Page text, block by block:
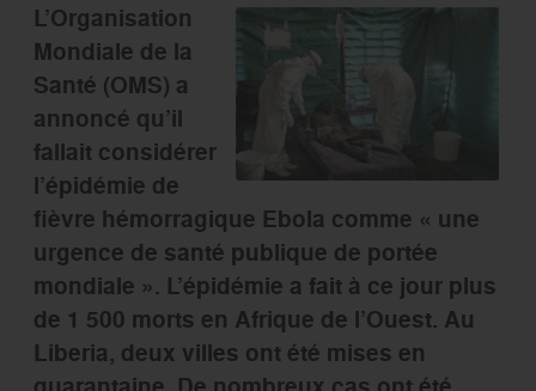
L’Organisation
Mondiale de la
Santé (OMS) a
annoncé qu’il
fallait considérer
l’épidémie de
fièvre hémorragique Ebola comme « une
urgence de santé publique de portée
mondiale ». L’épidémie a fait à ce jour plus
de 1 500 morts en Afrique de l’Ouest. Au
Liberia, deux villes ont été mises en